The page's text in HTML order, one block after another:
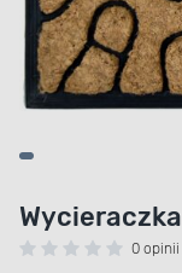
0 opinii